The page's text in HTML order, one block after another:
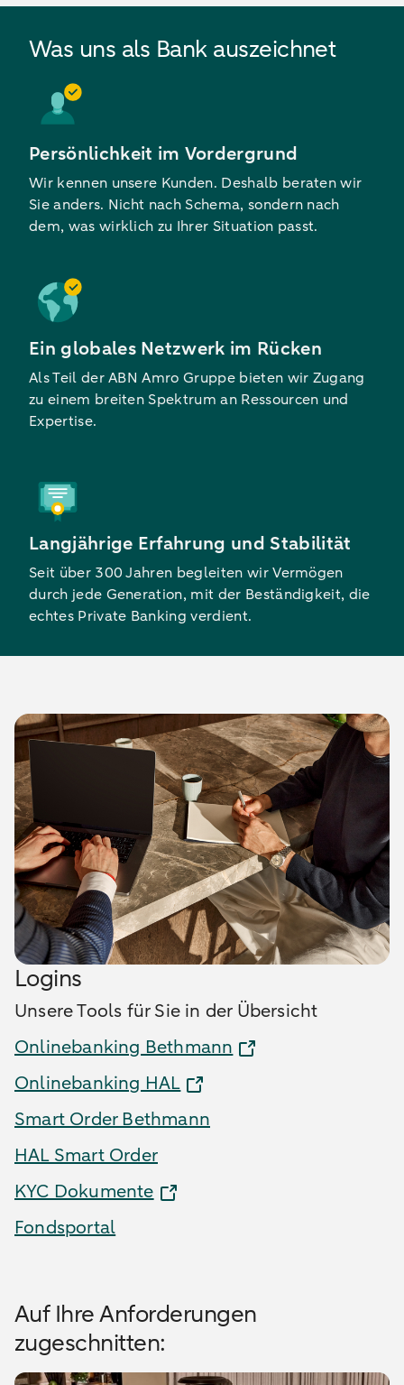
Was uns als Bank auszeichnet
Persönlichkeit im Vordergrund
Wir kennen unsere Kunden. Deshalb beraten wir
Sie anders. Nicht nach Schema, sondern nach
dem, was wirklich zu Ihrer Situation passt.
Ein globales Netzwerk im Rücken
Als Teil der ABN Amro Gruppe bieten wir Zugang
zu einem breiten Spektrum an Ressourcen und
Expertise.
Langjährige Erfahrung und Stabilität
Seit über 300 Jahren begleiten wir Vermögen
durch jede Generation, mit der Beständigkeit, die
echtes Private Banking verdient.
Logins
Unsere Tools für Sie in der Übersicht
Onlinebanking Bethmann
Onlinebanking HAL
Smart Order Bethmann
HAL Smart Order
KYC Dokumente
Fondsportal
Auf Ihre Anforderungen
zugeschnitten: